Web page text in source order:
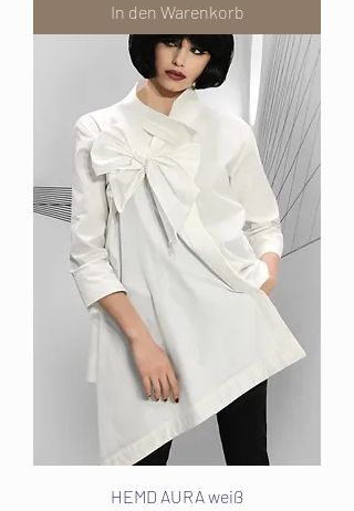
In den Warenkorb
HEMD AURA weiß